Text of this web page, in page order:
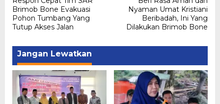
pos
Brimob Bone Evakuasi
Pohon Tumbang Yang
Tutup Akses Jalan
Nyaman Umat Kristiani
Beribadah, Ini Yang
Dilakukan Brimob Bone
Jangan Lewatkan